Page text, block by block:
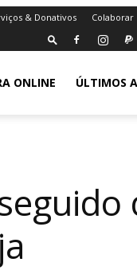
& Donativos Colaborar
ONLINE ÚLTIMOS